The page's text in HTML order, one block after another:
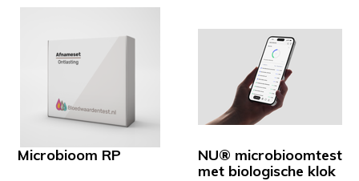
Microbioom RP
NU® microbioomtest
met biologische klok